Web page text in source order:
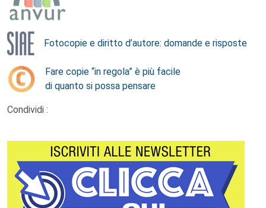
Fotocopie e diritto d’autore: domande e risposte
Fare copie “in regola” è più facile
di quanto si possa pensare
Condividi :